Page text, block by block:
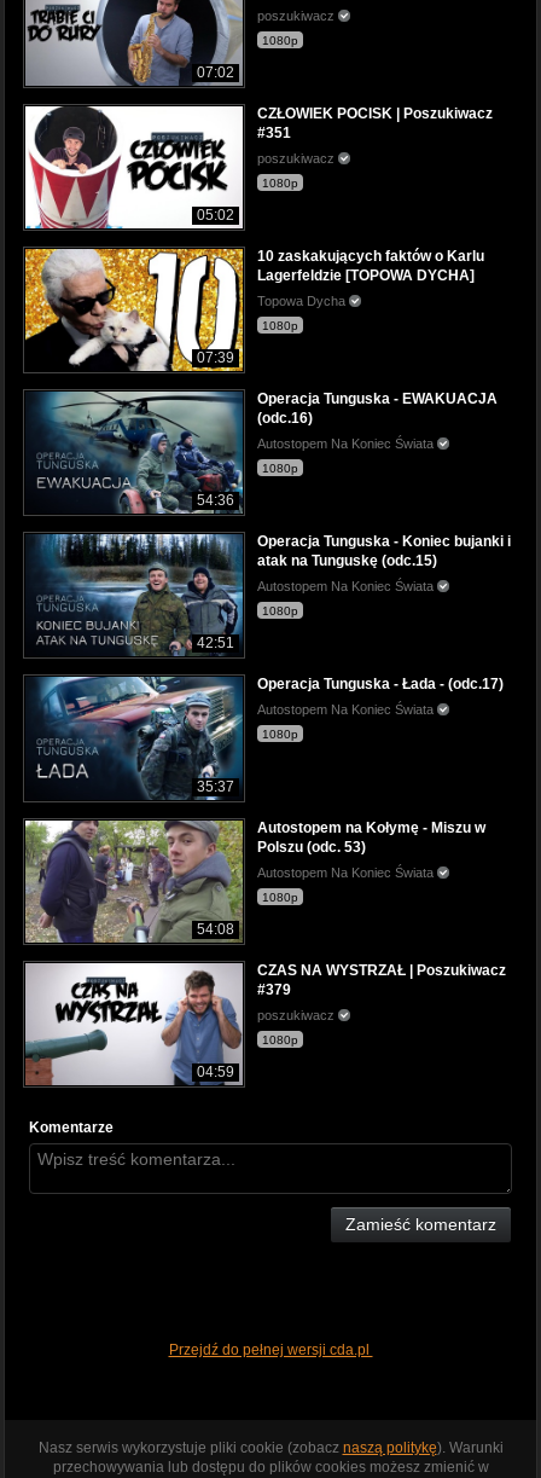
07:02
poszukiwacz
1080p
05:02
CZŁOWIEK POCISK | Poszukiwacz
#351
poszukiwacz
1080p
07:39
10 zaskakujących faktów o Karlu
Lagerfeldzie [TOPOWA DYCHA]
Topowa Dycha
1080p
54:36
Operacja Tunguska - EWAKUACJA
(odc.16)
Autostopem Na Koniec Świata
1080p
42:51
Operacja Tunguska - Koniec bujanki i
atak na Tunguskę (odc.15)
Autostopem Na Koniec Świata
1080p
35:37
Operacja Tunguska - Łada - (odc.17)
Autostopem Na Koniec Świata
1080p
54:08
Autostopem na Kołymę - Miszu w
Polszu (odc. 53)
Autostopem Na Koniec Świata
1080p
04:59
CZAS NA WYSTRZAŁ | Poszukiwacz
#379
poszukiwacz
1080p
Komentarze
Zamieść komentarz
Przejdź do pełnej wersji cda.pl
Nasz serwis wykorzystuje pliki cookie (zobacz naszą politykę). Warunki
przechowywania lub dostępu do plików cookies możesz zmienić w